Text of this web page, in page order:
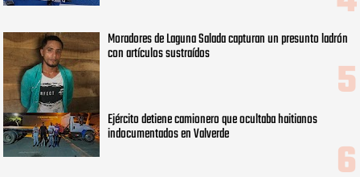
Moradores de Laguna Salada capturan un presunto ladrón
con artículos sustraídos
Ejército detiene camionero que ocultaba haitianos
indocumentados en Valverde